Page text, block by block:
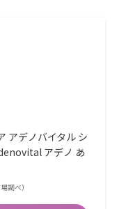
アデノバイタル シ
アデノ あ
調べ）